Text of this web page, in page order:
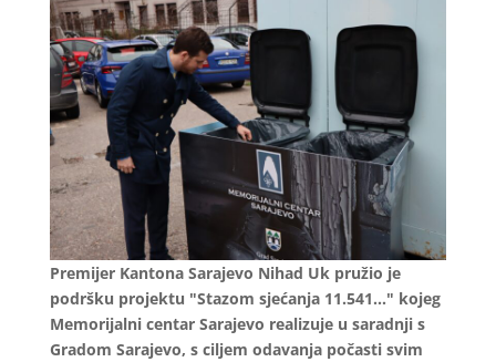
Premijer Kantona Sarajevo Nihad Uk pružio je
podršku projektu "Stazom sjećanja 11.541..." kojeg
Memorijalni centar Sarajevo realizuje u saradnji s
Gradom Sarajevo, s ciljem odavanja počasti svim